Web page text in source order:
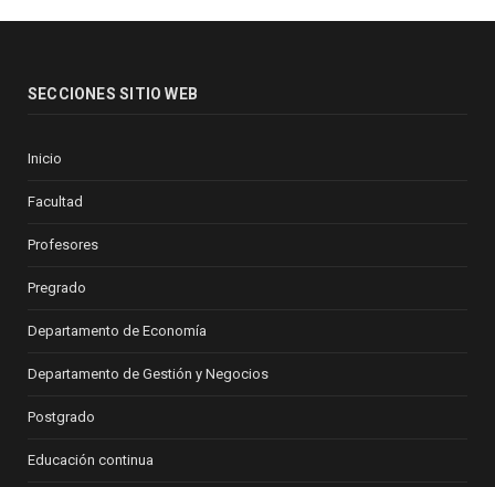
SECCIONES SITIO WEB
Inicio
Facultad
Profesores
Pregrado
Departamento de Economía
Departamento de Gestión y Negocios
Postgrado
Educación continua